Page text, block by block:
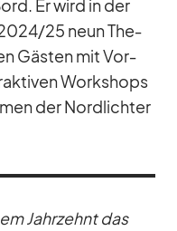
Er wird in der
​25 neun The­
Gäs­ten mit Vor­
Work­shops
der Nord­lich­ter
Jahr­zehnt das